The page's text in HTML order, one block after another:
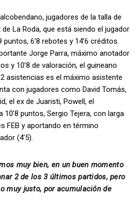
jugadores de la talla de
de La Roda, que está siendo el jugador
6’8 rebotes y 14’6 créditos.
Jorge Parra, máximo anotador
y 10’8 de valoración, el guineano
asistencias es el máximo asistente
con jugadores como David Tomás,
el ex de Juaristi, Powell, el
10’8 puntos, Sergio Tejera, con larga
FEB y aportando en término
(4’5).
muy bien, en un buen momento
2 de los 3 últimos partidos, pero
muy justo, por acumulación de